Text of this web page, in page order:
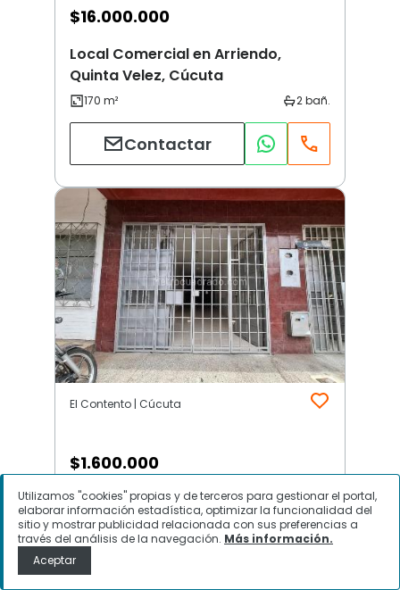
$16.000.000
Local Comercial en Arriendo,
Quinta Velez, Cúcuta
Contactar
El Contento | Cúcuta
$1.600.000
Local Comercial en Arriendo, El
Contento, Cúcuta
Utilizamos "cookies" propias y de terceros para gestionar el portal,
elaborar información estadística, optimizar la funcionalidad del
sitio y mostrar publicidad relacionada con sus preferencias a
través del análisis de la navegación. Más información.
Aceptar